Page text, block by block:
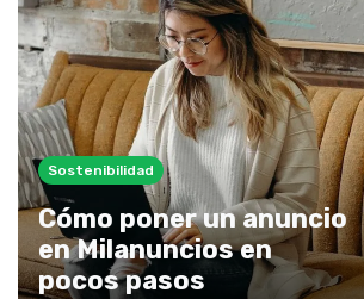
Sostenibilidad
Cómo poner un anuncio
en Milanuncios en
pocos pasos